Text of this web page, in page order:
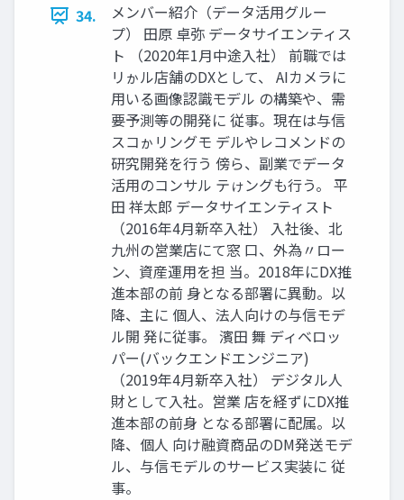
34.
メンバー紹介（データ活用グルー
プ） 田原 卓弥 データサイエンティス
ト （2020年1月中途入社） 前職では
リゕル店舗のDXとして、 AIカメラに
用いる画像認識モデル の構築や、需
要予測等の開発に 従事。現在は与信
スコゕリングモ デルやレコメンドの
研究開発を行う 傍ら、副業でデータ
活用のコンサル テゖングも行う。 平
田 祥太郎 データサイエンティスト
（2016年4月新卒入社） 入社後、北
九州の営業店にて窓 口、外為〃ロー
ン、資産運用を担 当。2018年にDX推
進本部の前 身となる部署に異動。以
降、主に 個人、法人向けの与信モデ
ル開 発に従事。 濱田 舞 ディベロッ
パー(バックエンドエンジニア)
（2019年4月新卒入社） デジタル人
財として入社。営業 店を経ずにDX推
進本部の前身 となる部署に配属。以
降、個人 向け融資商品のDM発送モデ
ル、与信モデルのサービス実装に 従
事。